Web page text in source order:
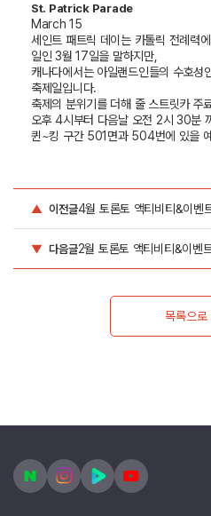
St. Patrick Parade
March 15
세인트 패트릭 데이는 카톨릭 전례력
일인 3월 17일을 말하지만,
캐나다에서는 아일랜드인들의 수호성
축제일입니다.
축제의 분위기를 더해 줄 스트릿카 주
오후 4시부터 다음날 오전 2시 30분
퀸~킹 구간 501면과 504번에 있을
▲ 이전글4월 토론토 액티비티&이벤
▼ 다음글2월 토론토 액티비티&이벤
목록으로